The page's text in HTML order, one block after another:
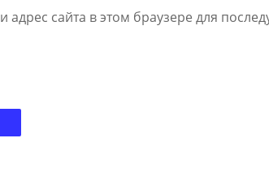
адрес сайта в этом браузере для